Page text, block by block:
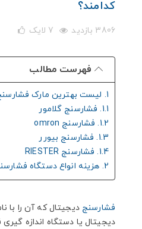
کدامند؟
3806 بازدید 7 لایک
فهرست مطالب
1. لیست بهترین مارک فشارسنج دیجیتالی
1.1. فشارسنج گلامور
1.2. فشارسنج omron
1.3. فشارسنج بیورر
1.4. فشارسنج RIESTER
2. هزینه انواع دستگاه فشارسنج های دیجیتالی
فشارسنج دیجیتال که آن را با
دیجیتال یا دستگاه اندازه